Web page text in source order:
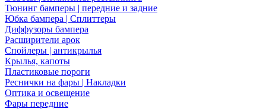
Тюнинг бамперы | передние и задние
Юбка бампера | Сплиттеры
Диффузоры бампера
Расширители арок
Спойлеры | антикрылья
Крылья, капоты
Пластиковые пороги
Реснички на фары | Накладки
Оптика и освещение
Фары передние